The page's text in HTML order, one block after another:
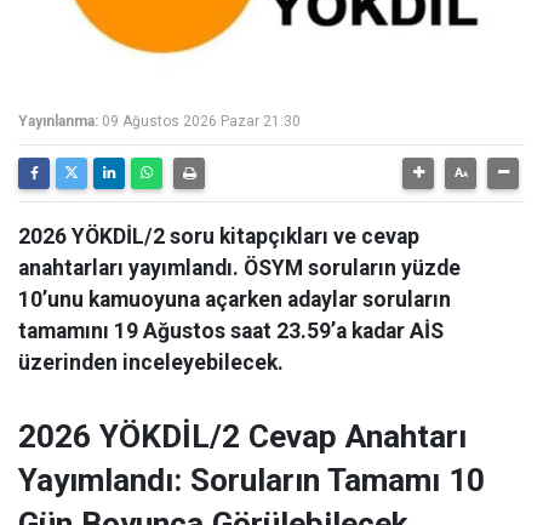
Yayınlanma: 09 Ağustos 2026 Pazar 21:30
2026 YÖKDİL/2 soru kitapçıkları ve cevap
anahtarları yayımlandı. ÖSYM soruların yüzde
10’unu kamuoyuna açarken adaylar soruların
tamamını 19 Ağustos saat 23.59’a kadar AİS
üzerinden inceleyebilecek.
2026 YÖKDİL/2 Cevap Anahtarı
Yayımlandı: Soruların Tamamı 10